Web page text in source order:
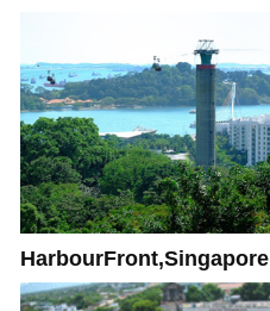
HarbourFront,Singapore